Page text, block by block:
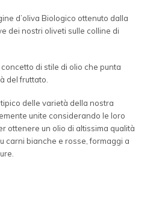
d’oliva Biologico ottenuto dalla
dei nostri oliveti sulle colline di
di stile di olio che punta
del fruttato.
delle varietà della nostra
unite considerando le loro
ottenere un olio di altissima qualità
carni bianche e rosse, formaggi a